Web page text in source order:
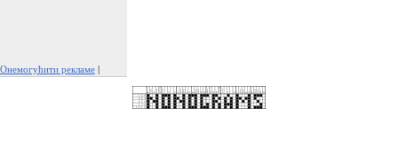
Онемогућити рекламе |